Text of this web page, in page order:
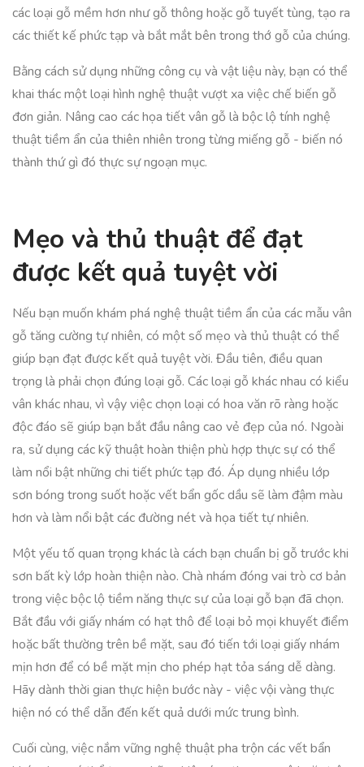
các loại gỗ mềm hơn như gỗ thông hoặc gỗ tuyết tùng, tạo ra
các thiết kế phức tạp và bắt mắt bên trong thớ gỗ của chúng.
Bằng cách sử dụng những công cụ và vật liệu này, bạn có thể
khai thác một loại hình nghệ thuật vượt xa việc chế biến gỗ
đơn giản. Nâng cao các họa tiết vân gỗ là bộc lộ tính nghệ
thuật tiềm ẩn của thiên nhiên trong từng miếng gỗ - biến nó
thành thứ gì đó thực sự ngoạn mục.
Mẹo và thủ thuật để đạt
được kết quả tuyệt vời
Nếu bạn muốn khám phá nghệ thuật tiềm ẩn của các mẫu vân
gỗ tăng cường tự nhiên, có một số mẹo và thủ thuật có thể
giúp bạn đạt được kết quả tuyệt vời. Đầu tiên, điều quan
trọng là phải chọn đúng loại gỗ. Các loại gỗ khác nhau có kiểu
vân khác nhau, vì vậy việc chọn loại có hoa văn rõ ràng hoặc
độc đáo sẽ giúp bạn bắt đầu nâng cao vẻ đẹp của nó. Ngoài
ra, sử dụng các kỹ thuật hoàn thiện phù hợp thực sự có thể
làm nổi bật những chi tiết phức tạp đó. Áp dụng nhiều lớp
sơn bóng trong suốt hoặc vết bẩn gốc dầu sẽ làm đậm màu
hơn và làm nổi bật các đường nét và họa tiết tự nhiên.
Một yếu tố quan trọng khác là cách bạn chuẩn bị gỗ trước khi
sơn bất kỳ lớp hoàn thiện nào. Chà nhám đóng vai trò cơ bản
trong việc bộc lộ tiềm năng thực sự của loại gỗ bạn đã chọn.
Bắt đầu với giấy nhám có hạt thô để loại bỏ mọi khuyết điểm
hoặc bất thường trên bề mặt, sau đó tiến tới loại giấy nhám
mịn hơn để có bề mặt mịn cho phép hạt tỏa sáng dễ dàng.
Hãy dành thời gian thực hiện bước này - việc vội vàng thực
hiện nó có thể dẫn đến kết quả dưới mức trung bình.
Cuối cùng, việc nắm vững nghệ thuật pha trộn các vết bẩn